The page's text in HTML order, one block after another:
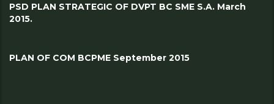
PSD PLAN STRATEGIC OF DVPT BC SME S.A. March
2015.
PLAN OF COM BCPME September 2015